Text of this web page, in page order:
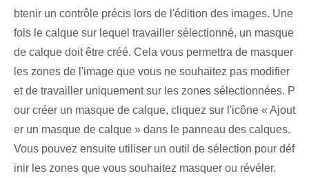
btenir un contrôle précis lors de l'édition des images. Une
fois le calque sur lequel travailler sélectionné, un masque
de calque doit être créé. Cela vous permettra de masquer
les zones de l'image que vous ne souhaitez pas modifier
et de travailler uniquement sur les zones sélectionnées. P
our créer un masque de calque, cliquez sur l'icône « Ajout
er un masque de calque » dans le panneau des calques.
Vous pouvez ensuite utiliser un outil de sélection pour déf
inir les zones que vous souhaitez masquer ou révéler.